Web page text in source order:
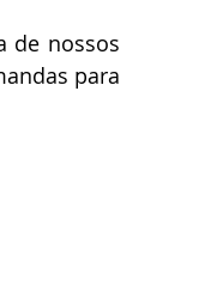
de nossos
para